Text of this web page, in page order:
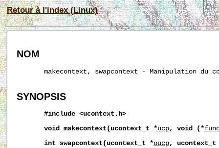
Retour à l'index (Linux)
NOM
makecontext, swapcontext - Manipulation du
SYNOPSIS
#include <ucontext.h>
void makecontext(ucontext_t *ucp, void (*
int
swapcontext(ucontext_t *oucp,
ucontext_t